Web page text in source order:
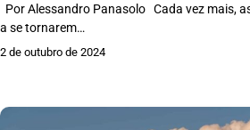
Por Alessandro Panasolo Cada vez mais,
a se tornarem…
2 de outubro de 2024